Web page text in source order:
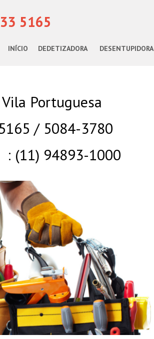
5165
INÍCIO DEDETIZADORA DESENTUPIDORA
Portuguesa
/ 5084-3780
: (11) 94893-1000